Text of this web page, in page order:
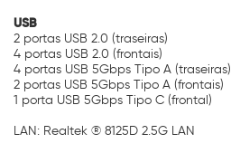
USB
2 portas USB 2.0 (traseiras)
4 portas USB 2.0 (frontais)
4 portas USB 5Gbps Tipo A (traseiras)
2 portas USB 5Gbps Tipo A (frontais)
1 porta USB 5Gbps Tipo C (frontal)
LAN: Realtek ® 8125D 2.5G LAN